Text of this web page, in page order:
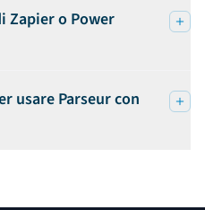
Zapier o Power
usare Parseur con